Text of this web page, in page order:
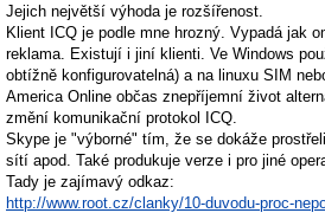
Jejich největší výhoda je rozšířenost.
Klient ICQ je podle mne hrozný. Vypadá jak
reklama. Existují i jiní klienti. Ve Windows
obtížně konfigurovatelná) a na linuxu SIM
America Online občas znepříjemní život
změní komunikační protokol ICQ.
Skype je "výborné" tím, že se dokáže
sítí apod. Také produkuje verze i pro jiné
Tady je zajímavý odkaz:
http://www.root.cz/clanky/10-duvodu-proc-